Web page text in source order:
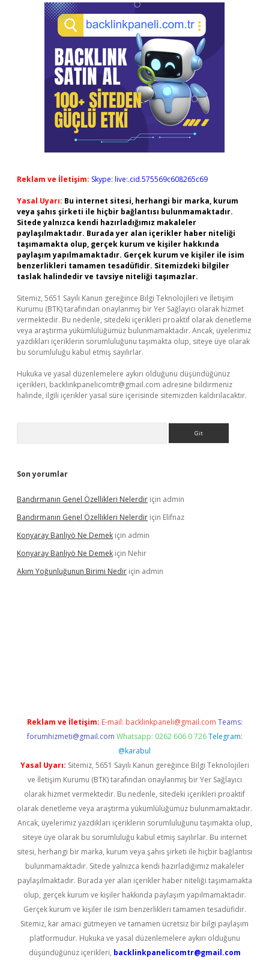
Reklam ve İletişim: Skype: live:.cid.575569c608265c69
Yasal Uyarı: Bu internet sitesi, herhangi bir marka, kurum
veya şahıs şirketi ile hiçbir bağlantısı bulunmamaktadır.
Sitede yalnızca kendi hazırladığımız makaleler
paylaşılmaktadır. Burada yer alan içerikler haber niteliği
taşımamakta olup, gerçek kurum ve kişiler hakkında
paylaşım yapılmamaktadır. Gerçek kurum ve kişiler ile isim
benzerlikleri tamamen tesadüfidir. Sitemizdeki bilgiler
taslak halindedir ve tavsiye niteliği taşımazlar.
Sitemiz, 5651 Sayılı Kanun gereğince Bilgi Teknolojileri ve İletişim
Kurumu (BTK) tarafından onaylanmış bir Yer Sağlayıcı olarak hizmet
vermektedir. Bu nedenle, sitedeki içerikleri proaktif olarak denetleme
veya araştırma yükümlülüğümüz bulunmamaktadır. Ancak, üyelerimiz
yazdıkları içeriklerin sorumluluğunu taşımakta olup, siteye üye olarak
bu sorumluluğu kabul etmiş sayılırlar.
Hukuka ve yasal düzenlemelere aykırı olduğunu düşündüğünüz
içerikleri, backlinkpanelicomtr@gmail.com adresine bildirmeniz
halinde, ilgili içerikler yasal süre içerisinde sitemizden kaldırılacaktır.
Son yorumlar
Bandırmanın Genel Özellikleri Nelerdir için admin
Bandırmanın Genel Özellikleri Nelerdir için Elifnaz
Konyaray Banliyö Ne Demek için admin
Konyaray Banliyö Ne Demek için Nehir
Akım Yoğunluğunun Birimi Nedir için admin
Reklam ve İletişim: E-mail: backlinkpaneli@gmail.com Teams:
forumhizmeti@gmail.com Whatsapp: 0262 606 0 726 Telegram:
@karabul
Yasal Uyarı: Sitemiz, 5651 Sayılı Kanun gereğince Bilgi Teknolojileri
ve İletişim Kurumu (BTK) tarafından onaylanmış bir Yer Sağlayıcı
olarak hizmet vermektedir. Bu nedenle, sitedeki içerikleri proaktif
olarak denetleme veya araştırma yükümlülüğümüz bulunmamaktadır.
Ancak, üyelerimiz yazdıkları içeriklerin sorumluluğunu taşımakta olup,
siteye üye olarak bu sorumluluğu kabul etmiş sayılırlar. Bu internet
sitesi, herhangi bir marka, kurum veya şahıs şirketi ile hiçbir bağlantısı
bulunmamaktadır. Sitede yalnızca kendi hazırladığımız makaleler
paylaşılmaktadır. Burada yer alan içerikler haber niteliği taşımamakta
olup, gerçek kurum ve kişiler hakkında paylaşım yapılmamaktadır.
Gerçek kurum ve kişiler ile isim benzerlikleri tamamen tesadüfidir.
Sitemiz, kar amacı gütmeyen ve tamamen ücretsiz bir bilgi paylaşım
platformudur. Hukuka ve yasal düzenlemelere aykırı olduğunu
düşündüğünüz içerikleri, backlinkpanelicomtr@gmail.com